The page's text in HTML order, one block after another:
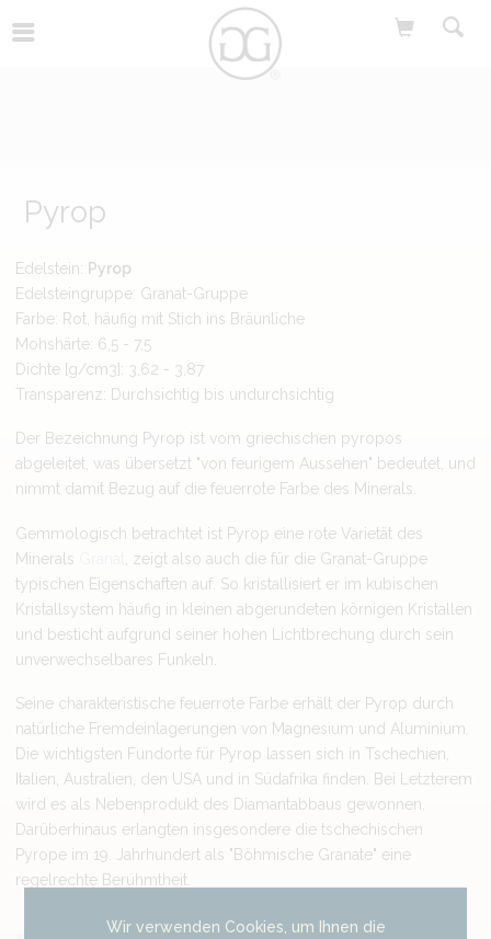
Pyrop
Edelstein: Pyrop
Edelsteingruppe: Granat-Gruppe
Farbe: Rot, häufig mit Stich ins Bräunliche
Mohshärte: 6,5 - 7,5
Dichte [g/cm3]: 3,62 - 3,87
Transparenz: Durchsichtig bis undurchsichtig
Der Bezeichnung Pyrop ist vom griechischen pyropos
abgeleitet, was übersetzt "von feurigem Aussehen" bedeutet, und
nimmt damit Bezug auf die feuerrote Farbe des Minerals.
Gemmologisch betrachtet ist Pyrop eine rote Varietät des
Minerals
, zeigt also auch die für die Granat-Gruppe
typischen Eigenschaften auf. So kristallisiert er im kubischen
Kristallsystem häufig in kleinen abgerundeten körnigen Kristallen
und besticht aufgrund seiner hohen Lichtbrechung durch sein
unverwechselbares Funkeln.
Seine charakteristische feuerrote Farbe erhält der Pyrop durch
natürliche Fremdeinlagerungen von Magnesium und Aluminium.
Die wichtigsten Fundorte für Pyrop lassen sich in Tschechien,
Italien, Australien, den USA und in Südafrika finden. Bei Letzterem
wird es als Nebenprodukt des Diamantabbaus gewonnen.
Darüberhinaus erlangten insgesondere die tschechischen
Pyrope im 19. Jahrhundert als "Böhmische Granate" eine
regelrechte Berühmtheit.
Wir verwenden Cookies, um Ihnen die